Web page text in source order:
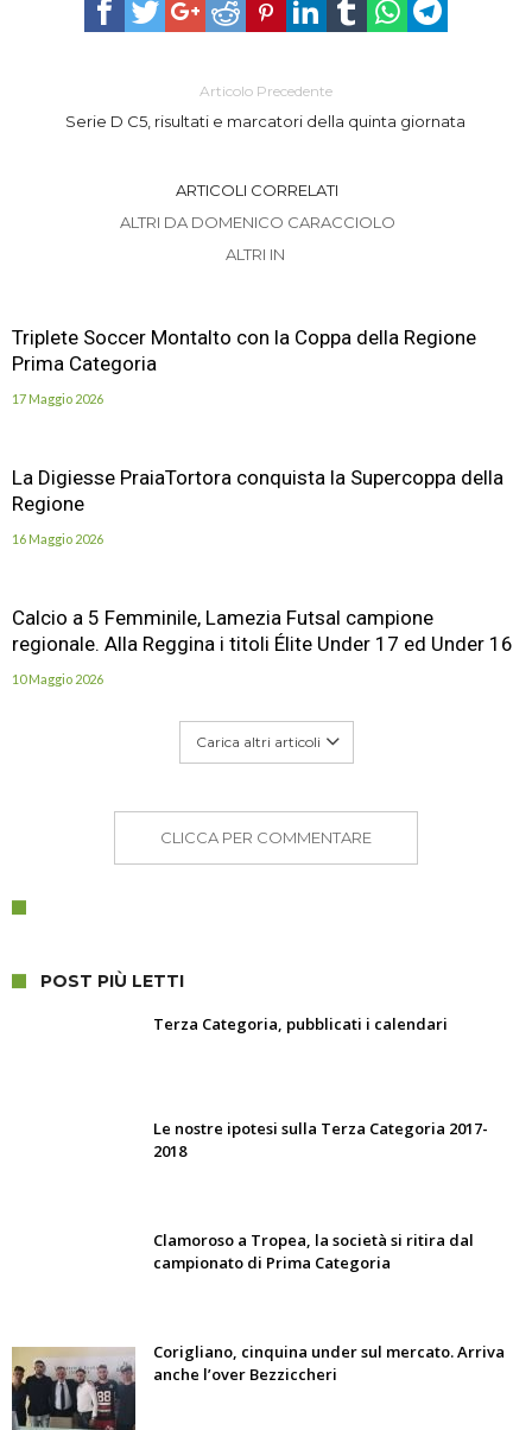
Articolo Precedente
Serie D C5, risultati e marcatori della quinta giornata
ARTICOLI CORRELATI
ALTRI DA DOMENICO CARACCIOLO
ALTRI IN
Triplete Soccer Montalto con la Coppa della Regione
Prima Categoria
17 Maggio 2026
La Digiesse PraiaTortora conquista la Supercoppa della
Regione
16 Maggio 2026
Calcio a 5 Femminile, Lamezia Futsal campione
regionale. Alla Reggina i titoli Élite Under 17 ed Under 16
10 Maggio 2026
Carica altri articoli
CLICCA PER COMMENTARE
POST PIÙ LETTI
Terza Categoria, pubblicati i calendari
Le nostre ipotesi sulla Terza Categoria 2017-
2018
Clamoroso a Tropea, la società si ritira dal
campionato di Prima Categoria
Corigliano, cinquina under sul mercato. Arriva
anche l’over Bezziccheri